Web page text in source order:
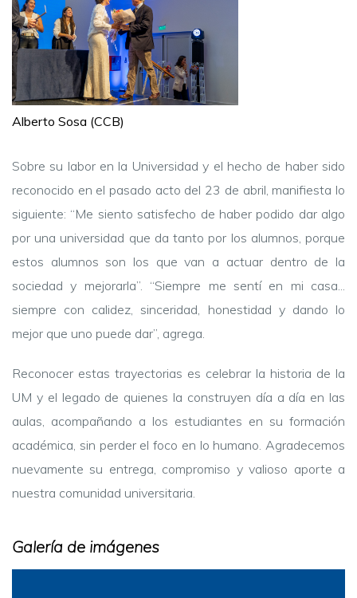
Alberto Sosa (CCB)
Sobre su labor en la Universidad y el hecho de haber sido
reconocido en el pasado acto del 23 de abril, manifiesta lo
siguiente: “Me siento satisfecho de haber podido dar algo
por una universidad que da tanto por los alumnos, porque
estos alumnos son los que van a actuar dentro de la
sociedad y mejorarla”. “Siempre me sentí en mi casa...
siempre con calidez, sinceridad, honestidad y dando lo
mejor que uno puede dar”, agrega.
Reconocer estas trayectorias es celebrar la historia de la
UM y el legado de quienes la construyen día a día en las
aulas, acompañando a los estudiantes en su formación
académica, sin perder el foco en lo humano. Agradecemos
nuevamente su entrega, compromiso y valioso aporte a
nuestra comunidad universitaria.
Galería de imágenes